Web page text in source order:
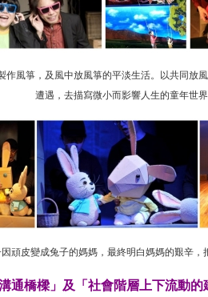
作風箏，及風中放風箏的平淡生活。以共同放
遭遇，去描寫微小而影響人生的童年世界
因頑皮變成兔子的媽媽，最終明白媽媽的艱辛
通橋樑」及「社會階層上下流動的